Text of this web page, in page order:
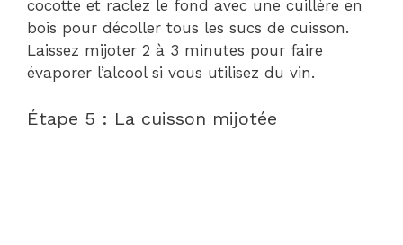
cocotte et raclez le fond avec une cuillère en
bois pour décoller tous les sucs de cuisson.
Laissez mijoter 2 à 3 minutes pour faire
évaporer l’alcool si vous utilisez du vin.
Étape 5 : La cuisson mijotée